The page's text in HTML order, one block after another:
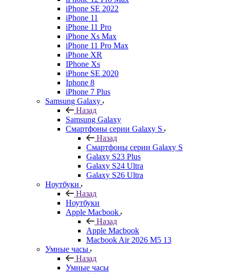
iPhone SE 2022
iPhone 11
iPhone 11 Pro
iPhone Xs Max
iPhone 11 Pro Max
iPhone XR
IPhone Xs
iPhone SE 2020
Iphone 8
iPhone 7 Plus
Samsung Galaxy
Назад
Samsung Galaxy
Смартфоны серии Galaxy S
Назад
Смартфоны серии Galaxy S
Galaxy S23 Plus
Galaxy S24 Ultra
Galaxy S26 Ultra
Ноутбуки
Назад
Ноутбуки
Apple Macbook
Назад
Apple Macbook
Macbook Air 2026 M5 13
Умные часы
Назад
Умные часы